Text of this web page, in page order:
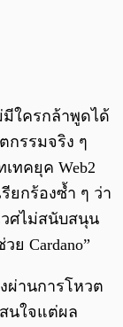
ใครกล้าพูดได้
กรรมจริง ๆ
ทคยุค Web2
ยกร้องซ้ำ ๆ ว่า
วศไม่สนับสนุน
Cardano”
ผ่านการโหวต
นใจแต่ผล